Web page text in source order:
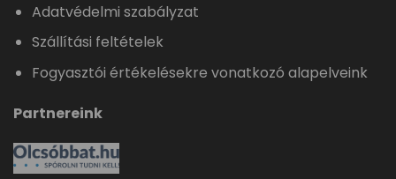
Adatvédelmi szabályzat
Szállítási feltételek
Fogyasztói értékelésekre vonatkozó alapelveink
Partnereink